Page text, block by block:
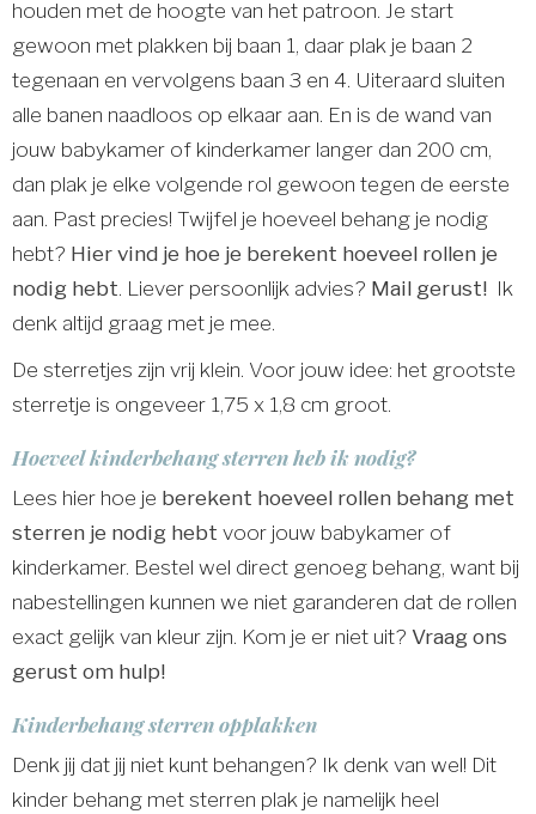
houden met de hoogte van het patroon. Je start
gewoon met plakken bij baan 1, daar plak je baan 2
tegenaan en vervolgens baan 3 en 4. Uiteraard sluiten
alle banen naadloos op elkaar aan. En is de wand van
jouw babykamer of kinderkamer langer dan 200 cm,
dan plak je elke volgende rol gewoon tegen de eerste
aan. Past precies! Twijfel je hoeveel behang je nodig
hebt? Hier vind je hoe je berekent hoeveel rollen je
nodig hebt. Liever persoonlijk advies? Mail gerust! Ik
denk altijd graag met je mee.
De sterretjes zijn vrij klein. Voor jouw idee: het grootste
sterretje is ongeveer 1,75 x 1,8 cm groot.
Hoeveel kinderbehang sterren heb ik nodig?
Lees hier hoe je berekent hoeveel rollen behang met
sterren je nodig hebt voor jouw babykamer of
kinderkamer. Bestel wel direct genoeg behang, want bij
nabestellingen kunnen we niet garanderen dat de rollen
exact gelijk van kleur zijn. Kom je er niet uit? Vraag ons
gerust om hulp!
Kinderbehang sterren opplakken
Denk jij dat jij niet kunt behangen? Ik denk van wel! Dit
kinder behang met sterren plak je namelijk heel